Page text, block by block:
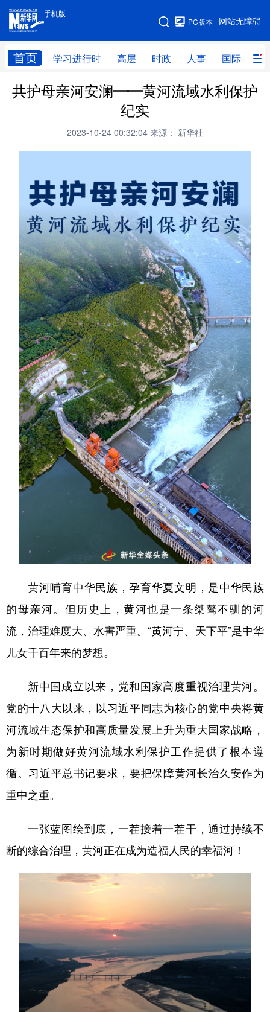
手机版
网站无障碍
PC版本
首页 学习进行时 高层 时政 人事 国际 财
手机版
网站地图
学习进行时 高层 时政 人事
文化 书画 健康 军事
访谈 视频 图片 政务
中央文件 金融 汽车
食品 人居 信息化 数字经济
学术中国 乡村振兴 银龄 溯源中国
城市 旅游 能源 会展
彩票 娱乐 时尚 悦读
公益 一带一路 亚太网 上市公司
文化产业
地方频道
北京 天津 河北
吉林 上海 江苏
福建 江西
湖北 湖南
四川 贵州 云南 西藏
多语种频道
English Español Français عربى
Deutsch Português
共护母亲河安澜——黄河流域水利保护
纪实
2023-10-24 00:32:04 来源： 新华社
黄河哺育中华民族，孕育华夏文明，是中华民族
的母亲河。但历史上，黄河也是一条桀骜不驯的河
流，治理难度大、水害严重。“黄河宁、天下平”是中华
儿女千百年来的梦想。
新中国成立以来，党和国家高度重视治理黄河。
党的十八大以来，以习近平同志为核心的党中央将黄
河流域生态保护和高质量发展上升为重大国家战略，
为新时期做好黄河流域水利保护工作提供了根本遵
循。习近平总书记要求，要把保障黄河长治久安作为
重中之重。
一张蓝图绘到底，一茬接着一茬干，通过持续不
断的综合治理，黄河正在成为造福人民的幸福河！